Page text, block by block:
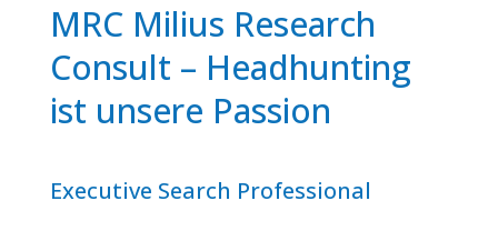
MRC Milius Research
Consult – Headhunting
ist unsere Passion
Executive Search Professional